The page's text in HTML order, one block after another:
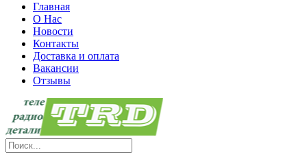
Главная
О Нас
Новости
Контакты
Доставка и оплата
Вакансии
Отзывы